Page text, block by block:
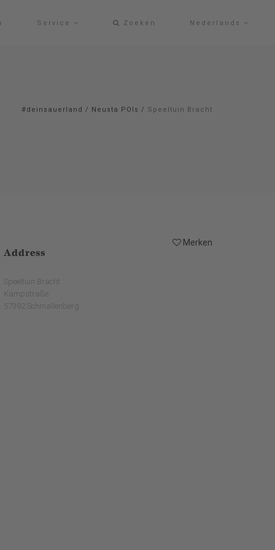
Service Zoeken Nederlands
#deinsauerland / Neusta POIs / Speeltuin Bracht
Merken
Address
Speeltuin Bracht
Kampstraße
57392 Schmallenberg